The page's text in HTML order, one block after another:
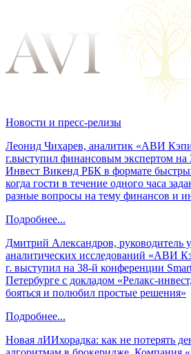
Новости и пресс-релизы
Леонид Чихарев, аналитик «АВИ
г.выступил финансовым экспертом
Инвест Викенд РБК в формате
когда гости в течение одного часа
разные вопросы на тему финансов и
Подробнее...
Дмитрий Александров, руководитель
аналитических исследований «АВИ
г. выступил на 38-й конференции
Петербурге с докладом «Релакс-
бояться и полюбил простые решения»
Подробнее...
Новая лИИхорадка: как не потерять